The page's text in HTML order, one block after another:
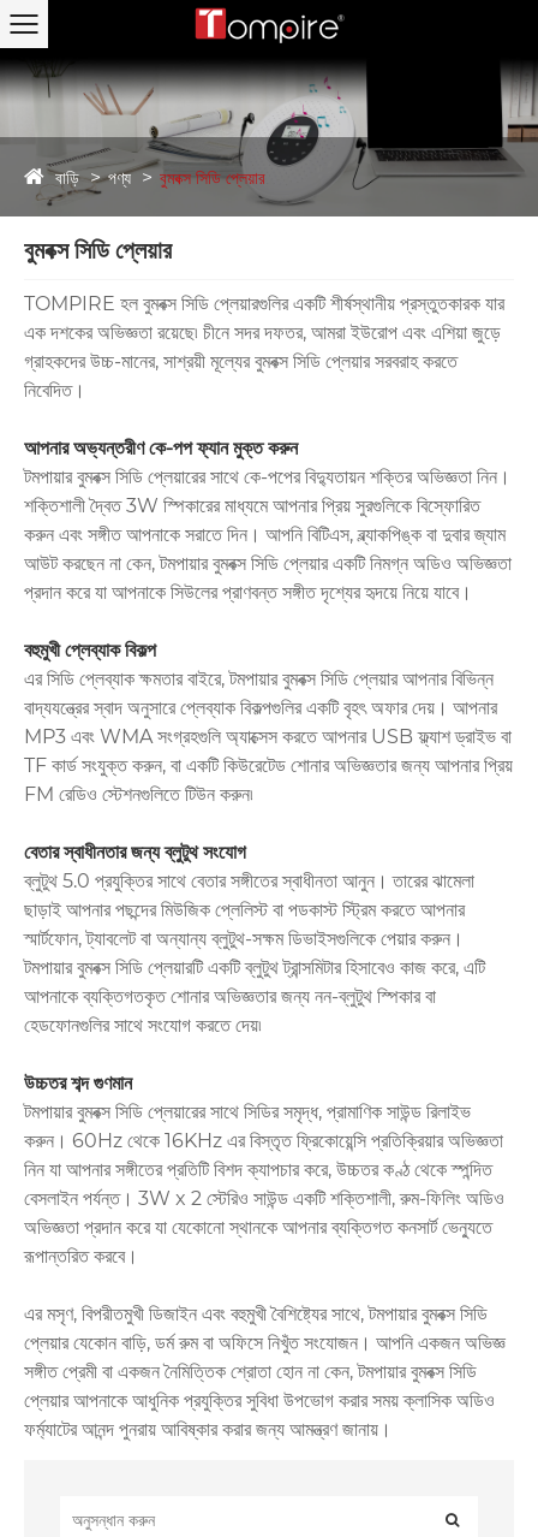
বাড়ি পণ্য বুমবক্স সিডি প্লেয়ার
বুমবক্স সিডি প্লেয়ার
TOMPIRE হল বুমবক্স সিডি প্লেয়ারগুলির একটি শীর্ষস্থানীয় প্রস্তুতকারক যার
এক দশকের অভিজ্ঞতা রয়েছে৷ চীনে সদর দফতর, আমরা ইউরোপ এবং এশিয়া জুড়ে
গ্রাহকদের উচ্চ-মানের, সাশ্রয়ী মূল্যের বুমবক্স সিডি প্লেয়ার সরবরাহ করতে
নিবেদিত।
আপনার অভ্যন্তরীণ কে-পপ ফ্যান মুক্ত করুন
টমপায়ার বুমবক্স সিডি প্লেয়ারের সাথে কে-পপের বিদ্যুতায়ন শক্তির অভিজ্ঞতা নিন।
শক্তিশালী দ্বৈত 3W স্পিকারের মাধ্যমে আপনার প্রিয় সুরগুলিকে বিস্ফোরিত
করুন এবং সঙ্গীত আপনাকে সরাতে দিন। আপনি বিটিএস, ব্ল্যাকপিঙ্ক বা দুবার জ্যাম
আউট করছেন না কেন, টমপায়ার বুমবক্স সিডি প্লেয়ার একটি নিমগ্ন অডিও অভিজ্ঞতা
প্রদান করে যা আপনাকে সিউলের প্রাণবন্ত সঙ্গীত দৃশ্যের হৃদয়ে নিয়ে যাবে।
বহুমুখী প্লেব্যাক বিকল্প
এর সিডি প্লেব্যাক ক্ষমতার বাইরে, টমপায়ার বুমবক্স সিডি প্লেয়ার আপনার বিভিন্ন
বাদ্যযন্ত্রের স্বাদ অনুসারে প্লেব্যাক বিকল্পগুলির একটি বৃহৎ অফার দেয়। আপনার
MP3 এবং WMA সংগ্রহগুলি অ্যাক্সেস করতে আপনার USB ফ্ল্যাশ ড্রাইভ বা
TF কার্ড সংযুক্ত করুন, বা একটি কিউরেটেড শোনার অভিজ্ঞতার জন্য আপনার প্রিয়
FM রেডিও স্টেশনগুলিতে টিউন করুন৷
বেতার স্বাধীনতার জন্য ব্লুটুথ সংযোগ
ব্লুটুথ 5.0 প্রযুক্তির সাথে বেতার সঙ্গীতের স্বাধীনতা আনুন। তারের ঝামেলা
ছাড়াই আপনার পছন্দের মিউজিক প্লেলিস্ট বা পডকাস্ট স্ট্রিম করতে আপনার
স্মার্টফোন, ট্যাবলেট বা অন্যান্য ব্লুটুথ-সক্ষম ডিভাইসগুলিকে পেয়ার করুন।
টমপায়ার বুমবক্স সিডি প্লেয়ারটি একটি ব্লুটুথ ট্রান্সমিটার হিসাবেও কাজ করে, এটি
আপনাকে ব্যক্তিগতকৃত শোনার অভিজ্ঞতার জন্য নন-ব্লুটুথ স্পিকার বা
হেডফোনগুলির সাথে সংযোগ করতে দেয়৷
উচ্চতর শব্দ গুণমান
টমপায়ার বুমবক্স সিডি প্লেয়ারের সাথে সিডির সমৃদ্ধ, প্রামাণিক সাউন্ড রিলাইভ
করুন। 60Hz থেকে 16KHz এর বিস্তৃত ফ্রিকোয়েন্সি প্রতিক্রিয়ার অভিজ্ঞতা
নিন যা আপনার সঙ্গীতের প্রতিটি বিশদ ক্যাপচার করে, উচ্চতর কণ্ঠ থেকে স্পন্দিত
বেসলাইন পর্যন্ত। 3W x 2 স্টেরিও সাউন্ড একটি শক্তিশালী, রুম-ফিলিং অডিও
অভিজ্ঞতা প্রদান করে যা যেকোনো স্থানকে আপনার ব্যক্তিগত কনসার্ট ভেন্যুতে
রূপান্তরিত করবে।
এর মসৃণ, বিপরীতমুখী ডিজাইন এবং বহুমুখী বৈশিষ্ট্যের সাথে, টমপায়ার বুমবক্স সিডি
প্লেয়ার যেকোন বাড়ি, ডর্ম রুম বা অফিসে নিখুঁত সংযোজন। আপনি একজন অভিজ্ঞ
সঙ্গীত প্রেমী বা একজন নৈমিত্তিক শ্রোতা হোন না কেন, টমপায়ার বুমবক্স সিডি
প্লেয়ার আপনাকে আধুনিক প্রযুক্তির সুবিধা উপভোগ করার সময় ক্লাসিক অডিও
ফর্ম্যাটের আনন্দ পুনরায় আবিষ্কার করার জন্য আমন্ত্রণ জানায়।